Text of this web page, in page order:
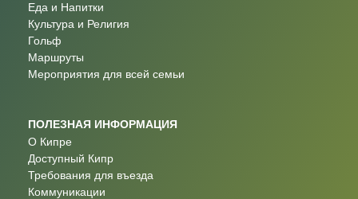
Еда и Напитки
Культура и Религия
Гольф
Маршруты
Мероприятия для всей семьи
ПОЛЕЗНАЯ ИНФОРМАЦИЯ
О Кипре
Доступный Кипр
Требования для въезда
Коммуникации